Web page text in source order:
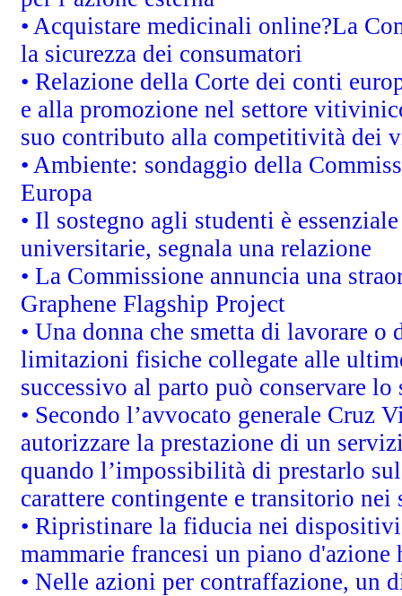
• Acquistare medicinali online?La
la sicurezza dei consumatori
• Relazione della Corte dei conti
e alla promozione nel settore
suo contributo alla competitività dei
• Ambiente: sondaggio della
Europa
• Il sostegno agli studenti è
universitarie, segnala una relazione
• La Commissione annuncia una
Graphene Flagship Project
• Una donna che smetta di lavorare
limitazioni fisiche collegate alle
successivo al parto può conservare
• Secondo l’avvocato generale Cruz
autorizzare la prestazione di un
quando l’impossibilità di prestarlo
carattere contingente e transitorio
• Ripristinare la fiducia nei
mammarie francesi un piano
• Nelle azioni per contraffazione, un